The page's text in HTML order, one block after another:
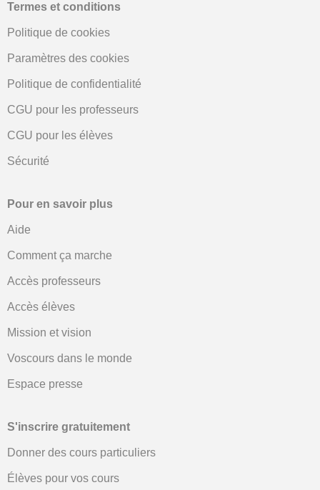
Termes et conditions
Politique de cookies
Paramètres des cookies
Politique de confidentialité
CGU pour les professeurs
CGU pour les élèves
Sécurité
Pour en savoir plus
Aide
Comment ça marche
Accès professeurs
Accès élèves
Mission et vision
Voscours dans le monde
Espace presse
S'inscrire gratuitement
Donner des cours particuliers
Élèves pour vos cours